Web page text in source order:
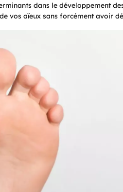
dans le développement
vos aïeux sans forcément avoir